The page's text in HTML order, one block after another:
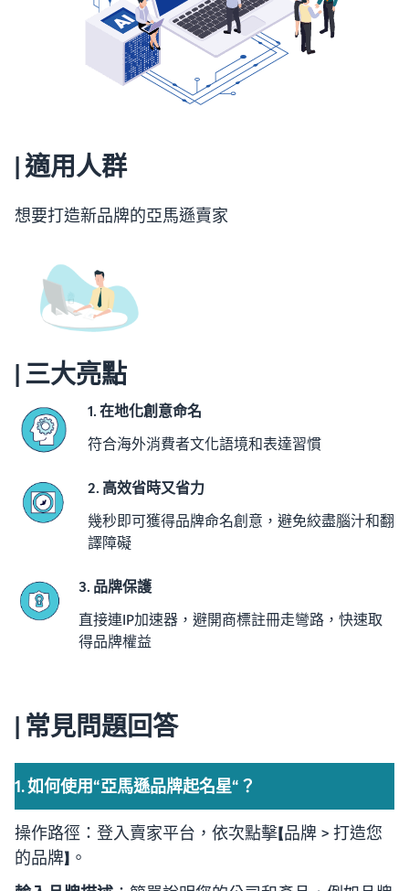
| 適用人群
想要打造新品牌的亞馬遜賣家
| 三大亮點
1. 在地化創意命名
符合海外消費者文化語境和表達習慣
2. 高效省時又省力
幾秒即可獲得品牌命名創意，避免絞盡腦汁和翻
譯障礙
3. 品牌保護
直接連IP加速器，避開商標註冊走彎路，快速取
得品牌權益
| 常見問題回答
1. 如何使用“亞馬遜品牌起名星“？
操作路徑：登入賣家平台，依次點擊【品牌 > 打造您
的品牌】。